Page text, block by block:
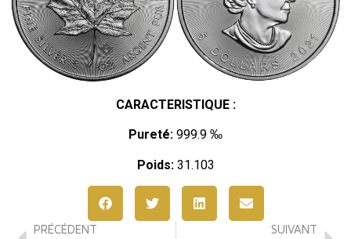
CARACTERISTIQUE :
Pureté: 999.9 ‰
Poids:31.103
PRÉCÉDENT
SUIVANT